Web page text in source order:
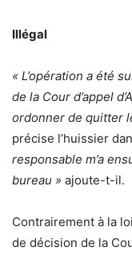
Illégal
« L’opération a été
de la Cour d’appel
ordonner de quitter
précise l’huissier
responsable m’a
bureau » ajoute-t-il.
Contrairement à la
de décision de la